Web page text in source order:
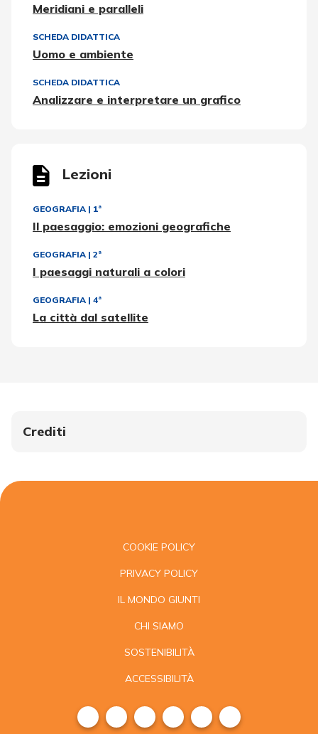
Meridiani e paralleli
SCHEDA DIDATTICA
Uomo e ambiente
SCHEDA DIDATTICA
Analizzare e interpretare un grafico
Lezioni
GEOGRAFIA | 1ª
Il paesaggio: emozioni geografiche
GEOGRAFIA | 2ª
I paesaggi naturali a colori
GEOGRAFIA | 4ª
La città dal satellite
Crediti
COOKIE POLICY
PRIVACY POLICY
IL MONDO GIUNTI
CHI SIAMO
SOSTENIBILITÀ
ACCESSIBILITÀ